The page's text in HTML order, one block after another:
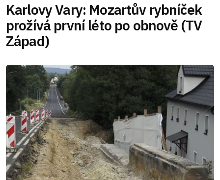
Karlovy Vary: Mozartův rybníček
prožívá první léto po obnově (TV
Západ)